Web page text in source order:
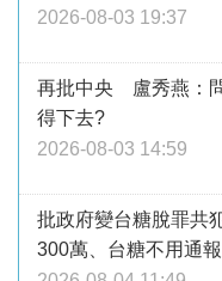
2026-08-03 19:37
再批中央 盧秀燕：
得下去?
2026-08-03 14:59
批政府變台糖脫罪共
300萬、台糖不用通